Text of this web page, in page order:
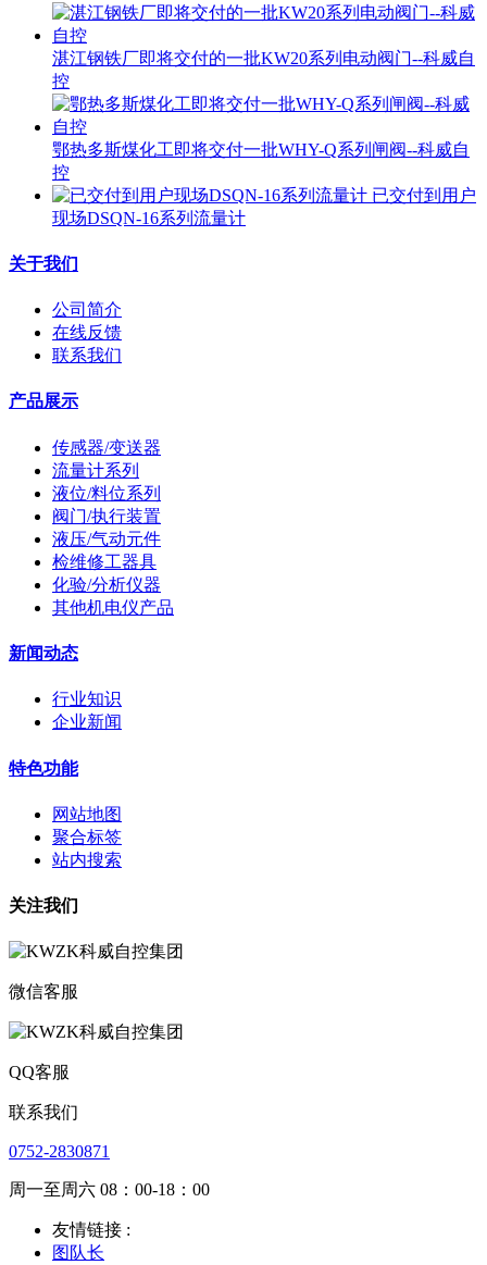
湛江钢铁厂即将交付的一批KW20系列电动阀门--科威自
控
鄂热多斯煤化工即将交付一批WHY-Q系列闸阀--科威自
控
已交付到用户
现场DSQN-16系列流量计
关于我们
公司简介
在线反馈
联系我们
产品展示
传感器/变送器
流量计系列
液位/料位系列
阀门/执行装置
液压/气动元件
检维修工器具
化验/分析仪器
其他机电仪产品
新闻动态
行业知识
企业新闻
特色功能
网站地图
聚合标签
站内搜索
关注我们
微信客服
QQ客服
联系我们
0752-2830871
周一至周六 08：00-18：00
友情链接 :
图队长